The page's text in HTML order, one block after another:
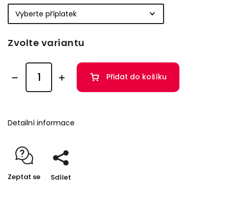
Zvolte variantu
Přidat do košíku
Detailní informace
Zeptat se Sdílet